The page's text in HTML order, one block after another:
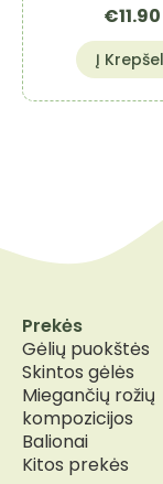
€11.90
Į
Prekės
Gėlių puokštės
Skintos gėlės
Miegančių rožių
kompozicijos
Balionai
Kitos prekės